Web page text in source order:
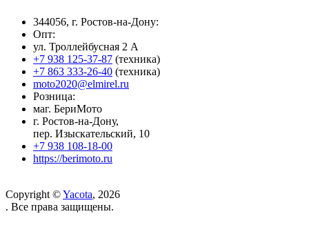
344056, г. Ростов-на-Дону:
Опт:
ул. Троллейбусная 2 А
+7 938 125-37-87 (техника)
+7 863 333-26-40 (техника)
moto2020@elmirel.ru
Розница:
маг. БериМото
г. Ростов-на-Дону,
пер. Изыскательский, 10
+7 938 108-18-00
https://berimoto.ru
Copyright ©Yacota, 2026
. Все права защищены.